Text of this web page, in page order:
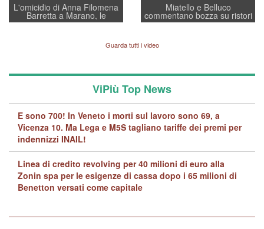
L'omicidio di Anna Filomena
Barretta a Marano, le
indagini dei carabinieri di
quelle di... Barbara D'Urso
Miatello e Belluco
commentano bozza su ristori
BPVi e Veneto Banca
Guarda tutti i video
ViPiù Top News
E sono 700! In Veneto i morti sul lavoro sono 69, a
Vicenza 10. Ma Lega e M5S tagliano tariffe dei premi per
indennizzi INAIL!
Linea di credito revolving per 40 milioni di euro alla
Zonin spa per le esigenze di cassa dopo i 65 milioni di
Benetton versati come capitale